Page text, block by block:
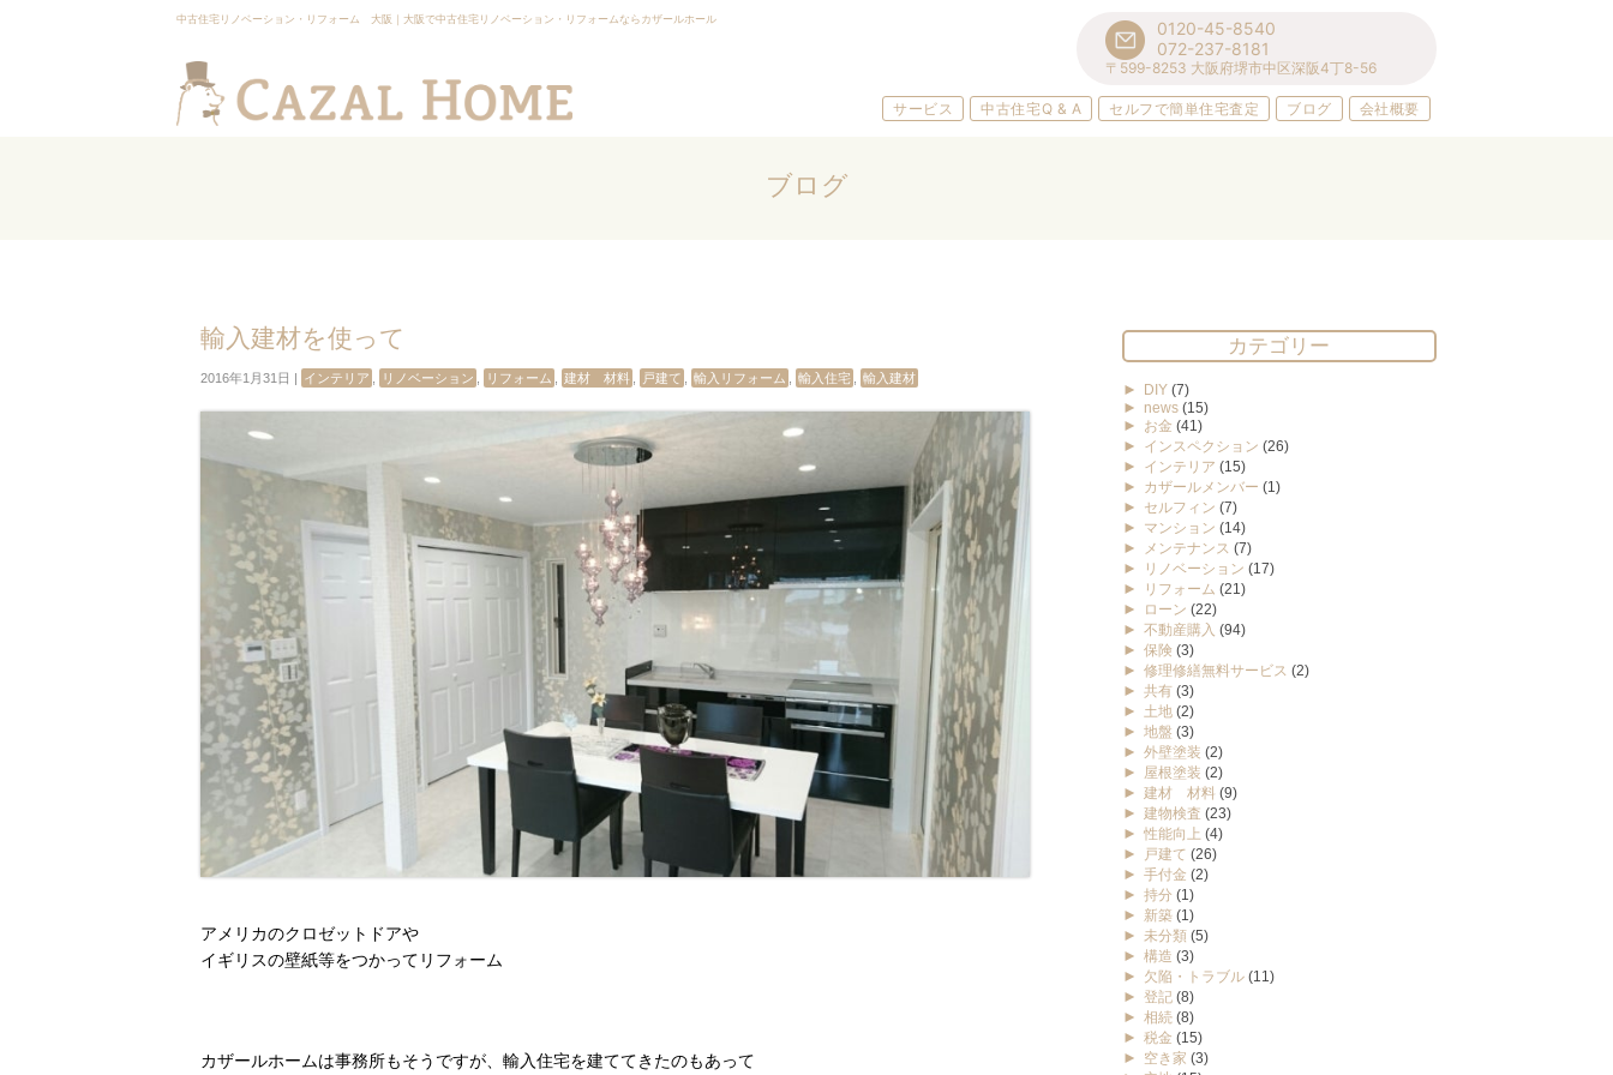
中古住宅リノベーション・リフォーム 大阪｜大阪で中古住宅リノベーション・リフォームならカザールホール
0120-45-8540
072-237-8181
〒599-8253 大阪府堺市中区深阪4丁8-56
サービス 中古住宅Q & A セルフで簡単住宅査定 ブログ 会社概要
ブログ
輸入建材を使って
2016年1月31日 | インテリア リノベーション リフォーム 建材 材料 戸建て 輸入リフォーム 輸入住宅 輸入建材
アメリカのクロゼットドアや
イギリスの壁紙等をつかってリフォーム
カザールホームは事務所もそうですが、輸入住宅を建ててきたのもあって
カテゴリー
► DIY(7)
► news(15)
► お金 (41)
► インスペクション (26)
► インテリア (15)
► カザールメンバー (1)
► セルフィン (7)
► マンション (14)
► メンテナンス (7)
► リノベーション (17)
► リフォーム (21)
► ローン (22)
► 不動産購入 (94)
► 保険 (3)
► 修理修繕無料サービス (2)
► 共有(3)
► 土地(2)
► 地盤 (3)
► 外壁塗装 (2)
► 屋根塗装 (2)
► 建材 材料(9)
► 建物検査 (23)
► 性能向上 (4)
► 戸建て (26)
► 手付金 (2)
► 持分 (1)
► 新築(1)
► 未分類(5)
► 構造 (3)
► 欠陥・トラブル(11)
► 登記(8)
► 相続(8)
► 税金 (15)
► 空き家 (3)